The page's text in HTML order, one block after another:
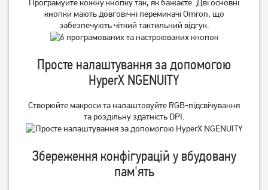
Миша ігрова A4Tech Bloody
W70 Max Punk Yellow
Миша ігрова A4Tech X-
710MK Black
Програмуйте кожну кнопку так, як бажаєте. Дві основні
кнопки мають довговічні перемикачі Omron, що
забезпечують чіткий тактильний відгук.
Просте налаштування за допомогою
HyperX NGENUITY
Створюйте макроси та налаштовуйте RGB-підсвічування
та роздільну здатність DPI.
Збереження конфігурацій у вбудовану
пам'ять